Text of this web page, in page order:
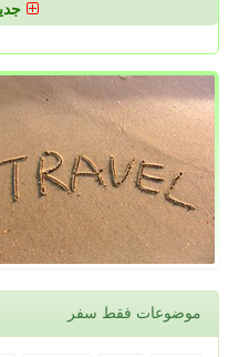
موضوعات فقط سفر